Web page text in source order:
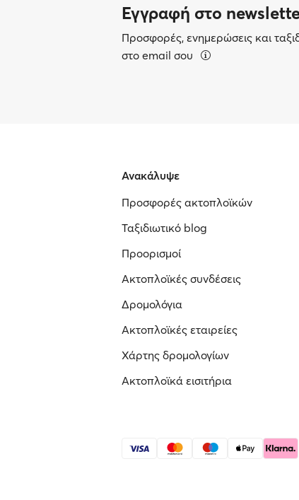
Εγγραφή στο
Προσφορές, ενημερώσεις και
στο email σου
Ανακάλυψε
Προσφορές ακτοπλοϊκών
Ταξιδιωτικό blog
Προορισμοί
Ακτοπλοϊκές συνδέσεις
Δρομολόγια
Ακτοπλοϊκές εταιρείες
Χάρτης δρομολογίων
Ακτοπλοϊκά εισιτήρια